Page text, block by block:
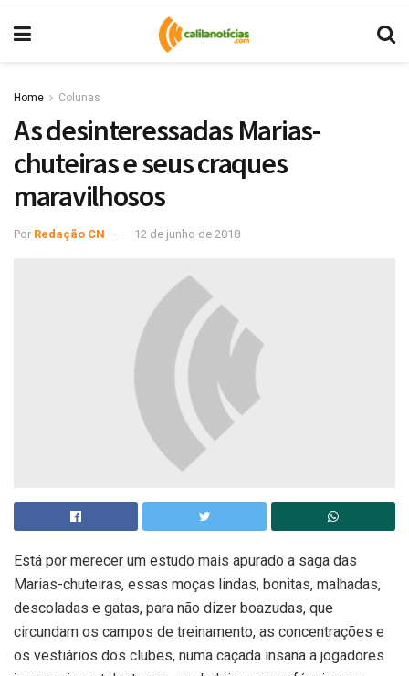
Home Colunas
As desinteressadas Marias-
chuteiras e seus craques
maravilhosos
Por Redação CN 12 de junho de 2018
Está por merecer um estudo mais apurado a saga das
Marias-chuteiras, essas moças lindas, bonitas, malhadas,
descoladas e gatas, para não dizer boazudas, que
circundam os campos de treinamento, as concentrações e
os vestiários dos clubes, numa caçada insana a jogadores